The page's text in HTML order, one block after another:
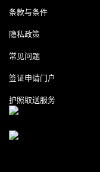
条款与条件
隐私政策
常见问题
签证申请门户
护照取送服务